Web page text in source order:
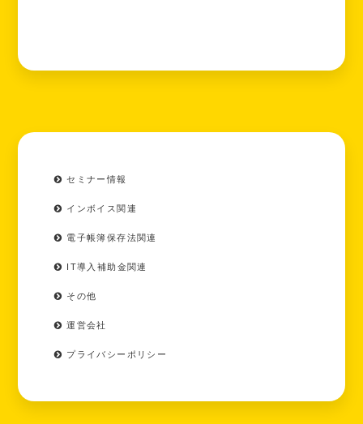
セミナー情報
インボイス関連
電子帳簿保存法関連
IT導入補助金関連
その他
運営会社
プライバシーポリシー